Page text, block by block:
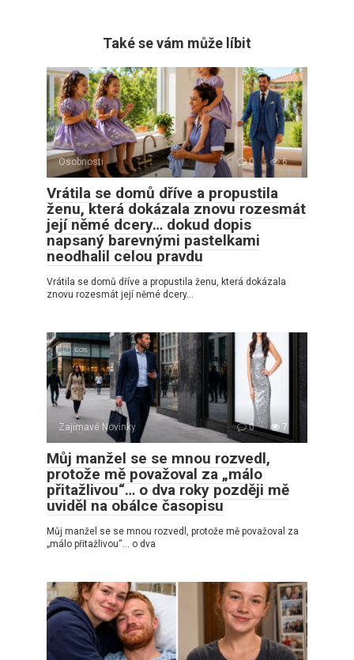
Také se vám může líbit
Osobnosti 0 6
Vrátila se domů dříve a propustila
ženu, která dokázala znovu rozesmát
její němé dcery… dokud dopis
napsaný barevnými pastelkami
neodhalil celou pravdu
Vrátila se domů dříve a propustila ženu, která dokázala
znovu rozesmát její němé dcery…
Zajímavé Novinky 0 7
Můj manžel se se mnou rozvedl,
protože mě považoval za „málo
přitažlivou“… o dva roky později mě
uviděl na obálce časopisu
Můj manžel se se mnou rozvedl, protože mě považoval za
„málo přitažlivou“… o dva